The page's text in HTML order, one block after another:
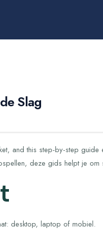
Slag
and this step-by-step
deze gids helpt je om
desktop, laptop of mobiel.